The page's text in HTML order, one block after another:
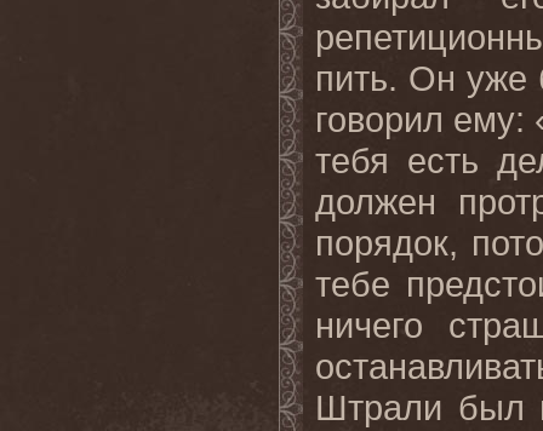
пить. Он уже
говорил ему:
тебя есть
должен
порядок,
тебе
ничего
Штрали был